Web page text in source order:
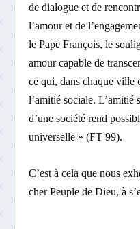
de dialogue et de
l’amour et de
le Pape François, le
amour capable de
ce qui, dans chaque ville
l’amitié sociale. L’amitié
d’une société rend
universelle » (FT 99).
C’est à cela que nous
cher Peuple de Dieu, à